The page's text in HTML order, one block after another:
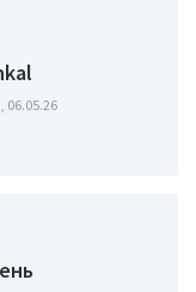
06.05.26